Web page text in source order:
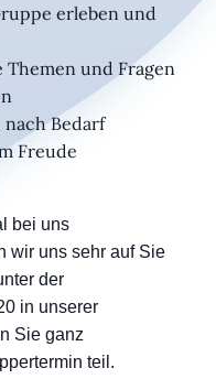
erleben und
Themen und Fragen
Bedarf
Freude
bei uns
wir uns sehr auf Sie
der
in unserer
Sie ganz
teil.